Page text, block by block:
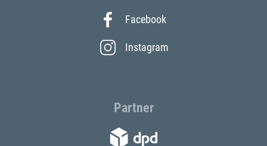
Facebook
Instagram
Partner